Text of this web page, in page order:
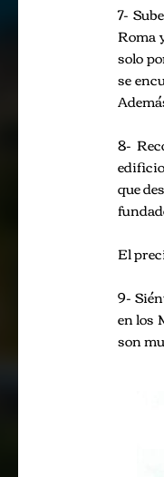
7-
Roma
solo
se
8-
que
El
9-
en los
son